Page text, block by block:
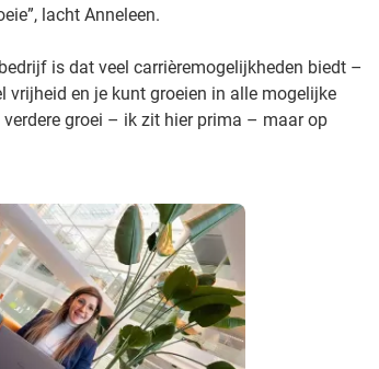
lacht Anneleen.
is dat veel carrièremogelijkheden biedt –
vrijheid en je kunt groeien in alle mogelijke
groei – ik zit hier prima – maar op